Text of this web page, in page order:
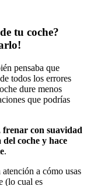
tu coche?
pensaba que
todos los errores
dure menos
que podrías
frenar con suavidad
coche y hace
.
a cómo usas
(lo cual es